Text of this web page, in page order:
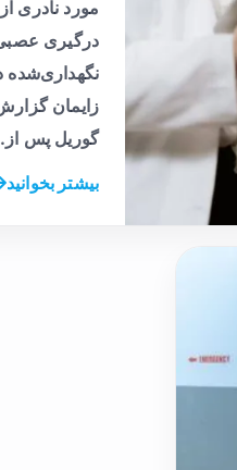
مورد نادری از
درگیری
نگهداری‌شده
زایمان
گوریل پس
بیشتر بخوانید